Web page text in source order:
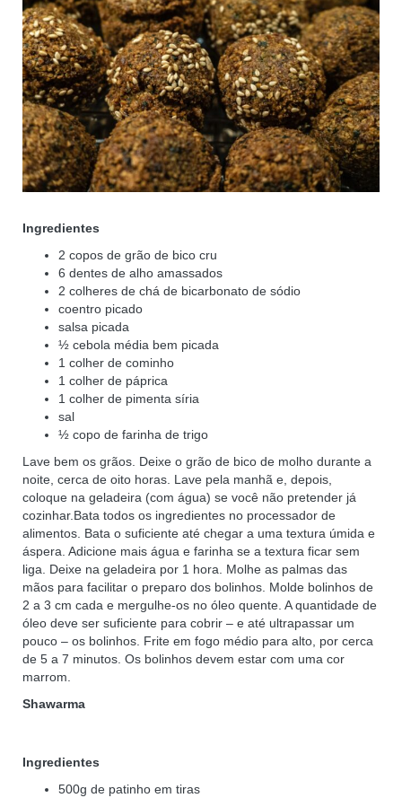
Ingredientes
2 copos de grão de bico cru
6 dentes de alho amassados
2 colheres de chá de bicarbonato de sódio
coentro picado
salsa picada
½ cebola média bem picada
1 colher de cominho
1 colher de páprica
1 colher de pimenta síria
sal
½ copo de farinha de trigo
Lave bem os grãos. Deixe o grão de bico de molho durante a
noite, cerca de oito horas. Lave pela manhã e, depois,
coloque na geladeira (com água) se você não pretender já
cozinhar.Bata todos os ingredientes no processador de
alimentos. Bata o suficiente até chegar a uma textura úmida e
áspera. Adicione mais água e farinha se a textura ficar sem
liga. Deixe na geladeira por 1 hora. Molhe as palmas das
mãos para facilitar o preparo dos bolinhos. Molde bolinhos de
2 a 3 cm cada e mergulhe-os no óleo quente. A quantidade de
óleo deve ser suficiente para cobrir – e até ultrapassar um
pouco – os bolinhos. Frite em fogo médio para alto, por cerca
de 5 a 7 minutos. Os bolinhos devem estar com uma cor
marrom.
Shawarma
Ingredientes
500g de patinho em tiras